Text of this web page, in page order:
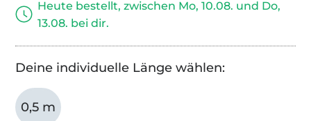
Heute bestellt, zwischen Mo, 10.08. und Do,
13.08. bei dir.
Deine individuelle Länge wählen:
0,5 m